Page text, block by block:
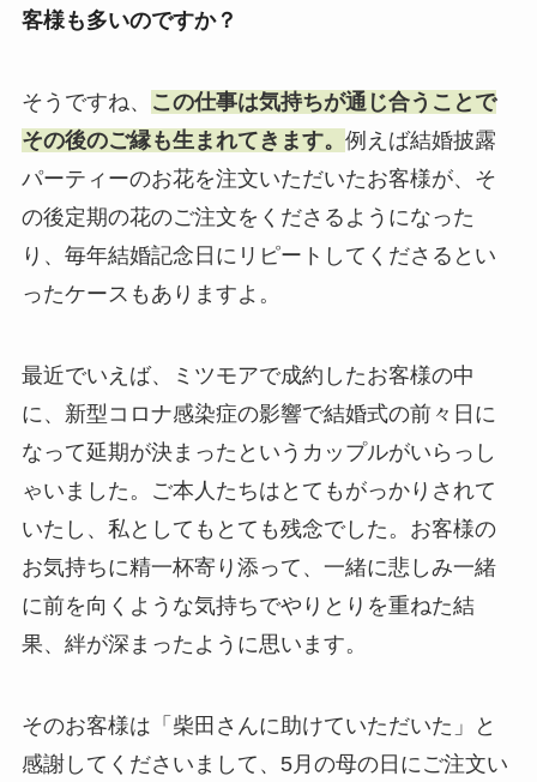
客様も多いのですか？
そうですね、
この仕事は気持ちが通じ合うことで
その後のご縁も生まれてきます。 例えば結婚披露
パーティーのお花を注文いただいたお客様が、そ
の後定期の花のご注文をくださるようになった
り、毎年結婚記念日にリピートしてくださるとい
ったケースもありますよ。
最近でいえば、ミツモアで成約したお客様の中
に、新型コロナ感染症の影響で結婚式の前々日に
なって延期が決まったというカップルがいらっし
ゃいました。ご本人たちはとてもがっかりされて
いたし、私としてもとても残念でした。お客様の
お気持ちに精一杯寄り添って、一緒に悲しみ一緒
に前を向くような気持ちでやりとりを重ねた結
果、絆が深まったように思います。
そのお客様は「柴田さんに助けていただいた」と
感謝してくださいまして、5月の母の日にご注文い